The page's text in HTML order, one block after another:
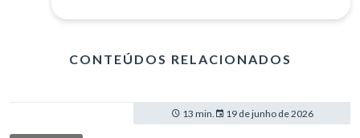
CONTEÚDOS RELACIONADOS
13 min. 19 de junho de 2026